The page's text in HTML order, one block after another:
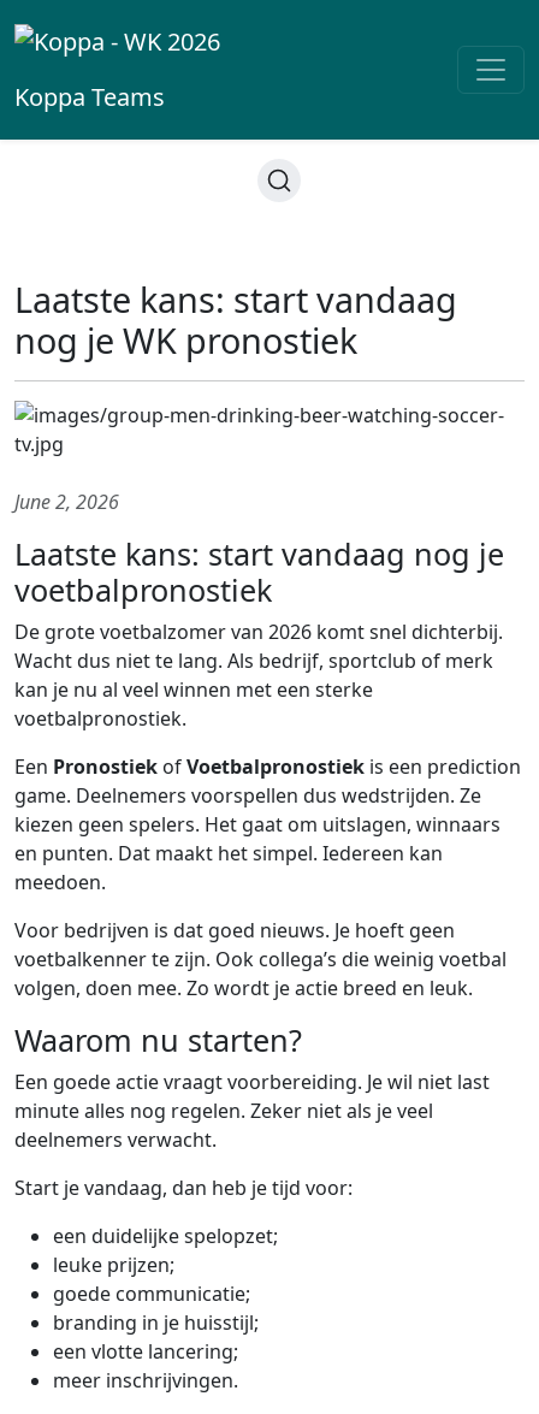
Koppa Teams
Laatste kans: start vandaag
nog je WK pronostiek
June 2, 2026
Laatste kans: start vandaag nog je
voetbalpronostiek
De grote voetbalzomer van 2026 komt snel dichterbij.
Wacht dus niet te lang. Als bedrijf, sportclub of merk
kan je nu al veel winnen met een sterke
voetbalpronostiek.
Een Pronostiek ofVoetbalpronostiek is een prediction
game. Deelnemers voorspellen dus wedstrijden. Ze
kiezen geen spelers. Het gaat om uitslagen, winnaars
en punten. Dat maakt het simpel. Iedereen kan
meedoen.
Voor bedrijven is dat goed nieuws. Je hoeft geen
voetbalkenner te zijn. Ook collega’s die weinig voetbal
volgen, doen mee. Zo wordt je actie breed en leuk.
Waarom nu starten?
Een goede actie vraagt voorbereiding. Je wil niet last
minute alles nog regelen. Zeker niet als je veel
deelnemers verwacht.
Start je vandaag, dan heb je tijd voor:
een duidelijke spelopzet;
leuke prijzen;
goede communicatie;
branding in je huisstijl;
een vlotte lancering;
meer inschrijvingen.